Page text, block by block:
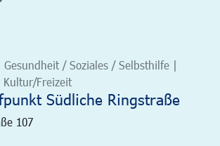
Gesundheit / Soziales / Selbsthilfe |
Freizeit
Südliche Ringstraße
107